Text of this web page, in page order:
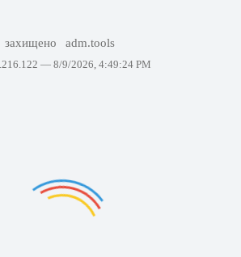
захищено adm.tools
— 8/9/2026, 4:49:24 PM